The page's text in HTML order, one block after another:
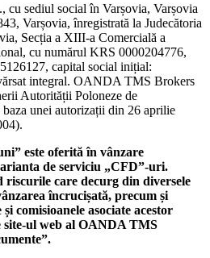
sediul social în Varșovia, Varșovia
Varșovia, înregistrată la Judecătoria
Secția a XIII-a Comercială a
cu numărul KRS 0000204776,
capital social inițial:
integral. OANDA TMS Brokers
Autorității Poloneze de
baza unei autorizații din 26 aprilie
este oferită în vânzare
de serviciu „CFD”-uri.
care decurg din diversele
încrucișată, precum și
comisioanele asociate acestor
site-ul web al OANDA TMS